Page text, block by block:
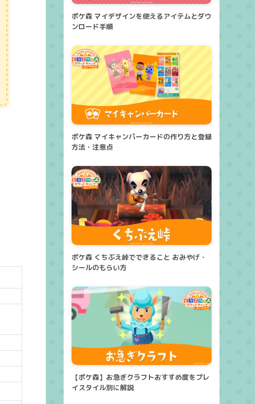
ポケ森 マイデザインを使えるアイテムとダウ
ンロード手順
ポケ森 マイキャンパーカードの作り方と登録
方法・注意点
ポケ森 くちぶえ峠でできること おみやげ・
シールのもらい方
【ポケ森】お急ぎクラフトおすすめ度をプレ
イスタイル別に解説